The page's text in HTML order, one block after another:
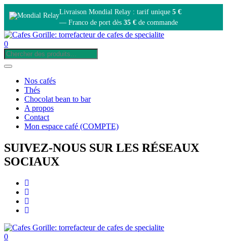
Livraison Mondial Relay : tarif unique 5 €
— Franco de port dès 35 € de commande
0
Nos cafés
Thés
Chocolat bean to bar
A propos
Contact
Mon espace café (COMPTE)
SUIVEZ-NOUS SUR LES RÉSEAUX
SOCIAUX
0